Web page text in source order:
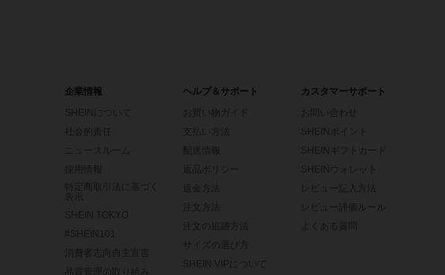
企業情報
SHEINについて
ニュースルーム
SHEIN TOKYO
#SHEIN101
消費者志向自主宣言
品質管理の取り組み
ヘルプ＆サポート
お買い物ガイド
支払い方法
返品ポリシー
サイズの選び方
SHEIN VIPについて
カスタマーサポート
お問い合わせ
SHEINポイント
SHEINギフトカード
SHEINウォレット
レビュー記入方法
レビュー評価ルール
よくある質問